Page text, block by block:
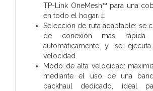
TP-Link OneMesh™ para una
en todo el hogar. ‡
Selección de ruta adaptable: se
de conexión más rápida
automáticamente y se
velocidad.
Modo de alta velocidad:
mediante el uso de una
backhaul dedicado, ideal